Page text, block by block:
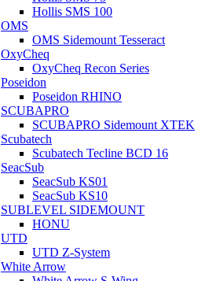
Hollis SMS 100
OMS
OMS Sidemount Tesseract
OxyCheq
OxyCheq Recon Series
Poseidon
Poseidon RHINO
SCUBAPRO
SCUBAPRO Sidemount XTEK
Scubatech
Scubatech Tecline BCD 16
SeacSub
SeacSub KS01
SeacSub KS10
SUBLEVEL SIDEMOUNT
HONU
UTD
UTD Z-System
White Arrow